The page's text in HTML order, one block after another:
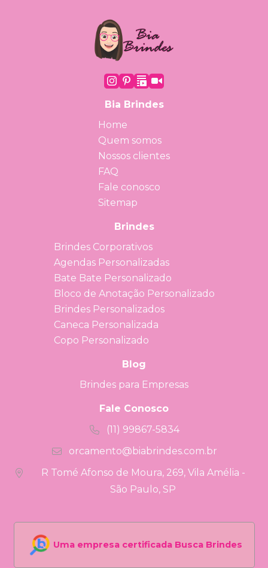
Bia Brindes
Home
Quem somos
Nossos clientes
FAQ
Fale conosco
Sitemap
Brindes
Brindes Corporativos
Agendas Personalizadas
Bate Bate Personalizado
Bloco de Anotação Personalizado
Brindes Personalizados
Caneca Personalizada
Copo Personalizado
Blog
Brindes para Empresas
Fale Conosco
(11) 99867-5834
orcamento@biabrindes.com.br
R Tomé Afonso de Moura, 269, Vila Amélia -
São Paulo, SP
Uma empresa certificada Busca Brindes